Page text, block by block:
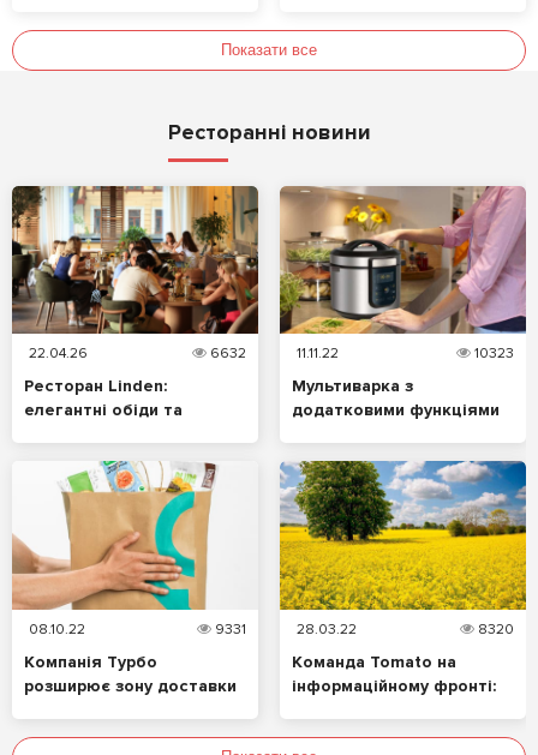
продукти позитивно
Показати все
Ресторанні новини
22.04.26 6632
Ресторан Linden:
елегантні обіди та
11.11.22 10323
Мультиварка з
додатковими функціями
п'ятницю
08.10.22 9331
Компанія Турбо
розширює зону доставки
особливості та переваги
28.03.22 8320
Команда Tomato на
інформаційному фронті: